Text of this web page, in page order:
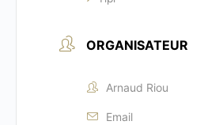
ORGANISATEUR
Arnaud Riou
Email